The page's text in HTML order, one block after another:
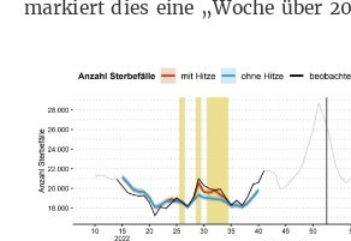
markiert dies eine „Woche über